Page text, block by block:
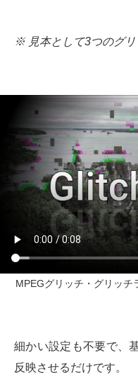
※ 見本として3つのグリ
MPEGグリッチ・グリッチ
細かい設定も不要で、
反映させるだけです。